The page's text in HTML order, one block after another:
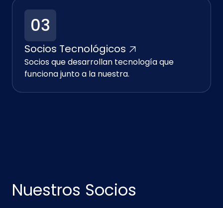
03
Socios Tecnológicos
Socios que desarrollan tecnología que
funciona junto a la nuestra.
Nuestros Socios